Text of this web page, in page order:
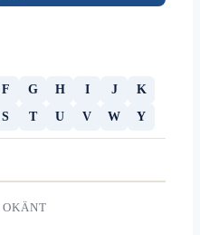
F G H I J
K
S T U V W Y
OKÄNT